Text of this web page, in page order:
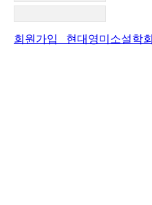
회원가입 현대영미소설학회